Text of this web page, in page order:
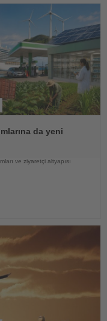
da yeni
ve ziyaretçi altyapısı